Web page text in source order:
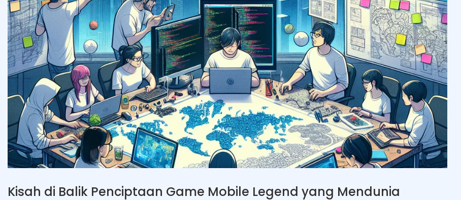
Kisah di Balik Penciptaan Game Mobile Legend yang Mendunia